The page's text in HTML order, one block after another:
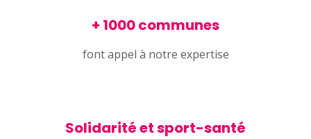
+ 1000 communes
font appel à notre expertise
Solidarité et sport-santé